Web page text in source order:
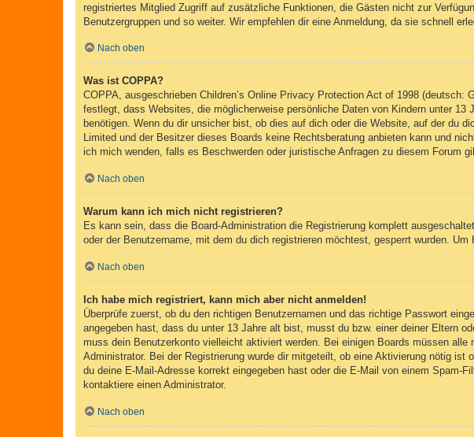
registriertes Mitglied Zugriff auf zusätzliche Funktionen, die Gästen nicht zur
Benutzergruppen und so weiter. Wir empfehlen dir eine Anmeldung, da sie schnell
Nach oben
Was ist COPPA?
COPPA, ausgeschrieben Children’s Online Privacy Protection Act of 1998
festlegt, dass Websites, die möglicherweise persönliche Daten von Kindern unter
benötigen. Wenn du dir unsicher bist, ob dies auf dich oder die Website, auf der du
Limited und der Besitzer dieses Boards keine Rechtsberatung anbieten kann und
ich mich wenden, falls es Beschwerden oder juristische Anfragen zu diesem Forum
Nach oben
Warum kann ich mich nicht registrieren?
Es kann sein, dass die Board-Administration die Registrierung komplett
oder der Benutzername, mit dem du dich registrieren möchtest, gesperrt wurden.
Nach oben
Ich habe mich registriert, kann mich aber nicht anmelden!
Überprüfe zuerst, ob du den richtigen Benutzernamen und das richtige Passwort
angegeben hast, dass du unter 13 Jahre alt bist, musst du bzw. einer deiner Eltern
muss dein Benutzerkonto vielleicht aktiviert werden. Bei einigen Boards müssen
Administrator. Bei der Registrierung wurde dir mitgeteilt, ob eine Aktivierung nötig
du deine E-Mail-Adresse korrekt eingegeben hast oder die E-Mail von einem Spam-
kontaktiere einen Administrator.
Nach oben